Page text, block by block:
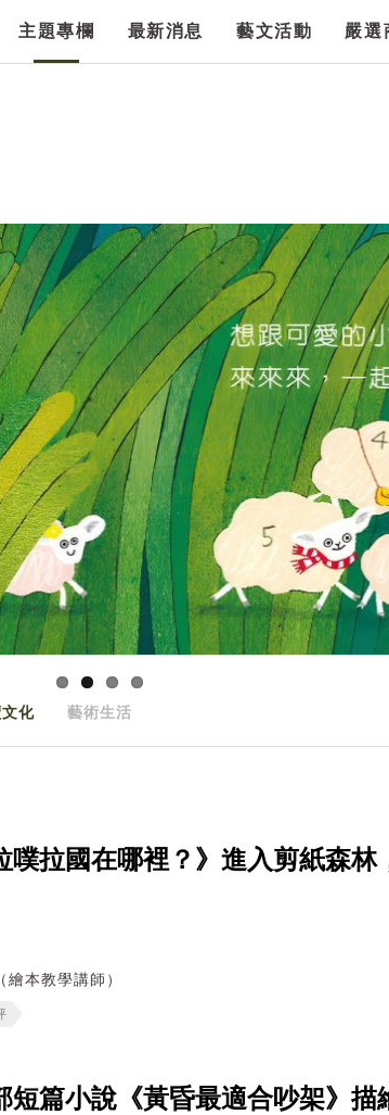
主題專欄 最新消息 藝文活動 嚴選
文化 藝術生活
噗拉國在哪裡？》進入剪紙森
繪本教學講師）
短篇小說《黃昏最適合吵架》